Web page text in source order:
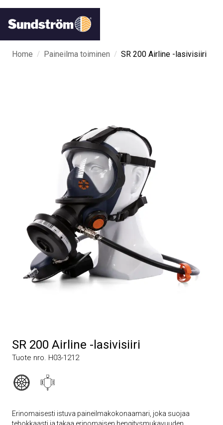
Home / Paineilma toiminen / SR 200 Airline -lasivisiiri
SR 200 Airline -lasivisiiri
Tuote nro. H03-1212
Erinomaisesti istuva paineilmakokonaamari, joka suojaa